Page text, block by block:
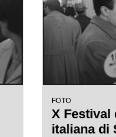
FOTO
X Festival
italiana di